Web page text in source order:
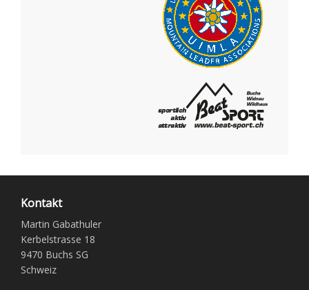
Kontakt
Martin Gabathuler
Kerbelstrasse 18
9470 Buchs SG
Schweiz